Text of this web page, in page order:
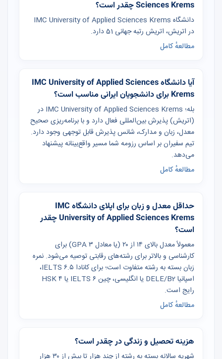
Sciences Krems چقدر است؟
دانشگاه IMC University of Applied Sciences Krems
در اتریش، اتریش رتبه جهانی 51 دارد.
مطالعهٔ کامل
آیا دانشگاه IMC University of Applied Sciences
Krems برای دانشجویان ایرانی مناسب است؟
بله؛ IMC University of Applied Sciences Krems در
(اتریش) پذیرش بین‌المللی فعال دارد و با برنامه‌ریزی صحیح
معدل، زبان و مدارک، شانس پذیرش قابل توجهی وجود دارد.
تیم سفیران بر اساس رزومه شما مسیر واقع‌بینانه پیشنهاد
می‌دهد.
مطالعهٔ کامل
حداقل معدل و زبان برای اپلای دانشگاه IMC
University of Applied Sciences Krems چقدر
است؟
معمولاً معدل بالای ۱۴ از ۲۰ (یا معادل GPA ۳) برای
کارشناسی و بالاتر برای رشته‌های رقابتی توصیه می‌شود. نمره
زبان بسته به رشته متفاوت است؛ برای کانادا IELTS ۶.۵،
اسپانیا DELE/B2 یا انگلیسی، چین IELTS ۶ یا HSK ۴
رایج است.
مطالعهٔ کامل
هزینه تحصیل و زندگی در چقدر است؟